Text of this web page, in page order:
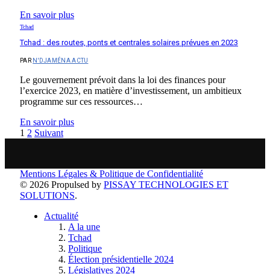
En savoir plus
Tchad
Tchad : des routes, ponts et centrales solaires prévues en 2023
PAR N'DJAMÉNA ACTU
Le gouvernement prévoit dans la loi des finances pour
l’exercice 2023, en matière d’investissement, un ambitieux
programme sur ces ressources…
En savoir plus
1 2 Suivant
Mentions Légales & Politique de Confidentialité
© 2026 Propulsed by PISSAY TECHNOLOGIES ET
SOLUTIONS.
Actualité
A la une
Tchad
Politique
Élection présidentielle 2024
Législatives 2024